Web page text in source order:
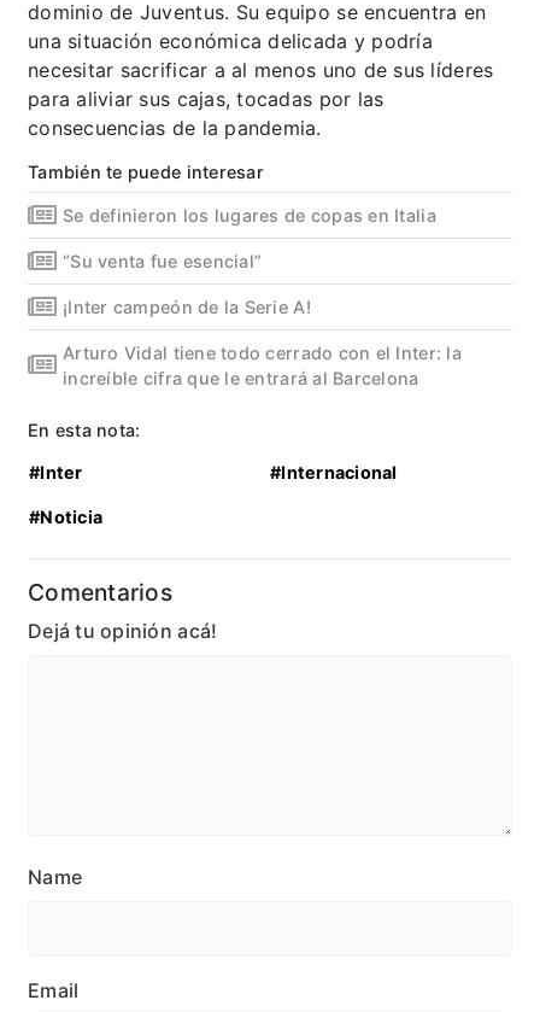
dominio de Juventus. Su equipo se encuentra en
una situación económica delicada y podría
necesitar sacrificar a al menos uno de sus líderes
para aliviar sus cajas, tocadas por las
consecuencias de la pandemia.
También te puede interesar
Se definieron los lugares de copas en Italia
“Su venta fue esencial”
¡Inter campeón de la Serie A!
Arturo Vidal tiene todo cerrado con el Inter: la
increíble cifra que le entrará al Barcelona
En esta nota:
#Inter #Internacional
#Noticia
Comentarios
Dejá tu opinión acá!
Name
Email